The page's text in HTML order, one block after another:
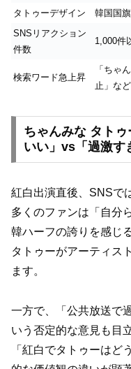
タトゥーデザイン
韓国国
SNSリアクション
件数
1,000件
検索ワード急上昇
「ちゃ
止」など
ちゃんみな タト
いい」vs「過激す
紅白出演直後、SNSで
多くのファンは「自分
韓ハーフの誇りを感じ
タトゥーがアーティス
ます。
一方で、「公共放送で
いう否定的な意見も目
「紅白でタトゥーはど